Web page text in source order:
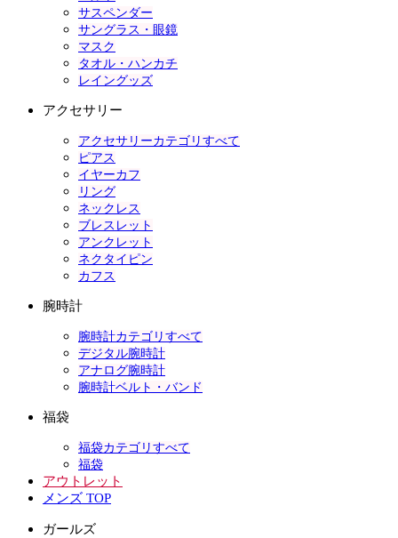
サスペンダー
サングラス・眼鏡
マスク
タオル・ハンカチ
レイングッズ
アクセサリー
アクセサリーカテゴリすべて
ピアス
イヤーカフ
リング
ネックレス
ブレスレット
アンクレット
ネクタイピン
カフス
腕時計
腕時計カテゴリすべて
デジタル腕時計
アナログ腕時計
腕時計ベルト・バンド
福袋
福袋カテゴリすべて
福袋
アウトレット
メンズ TOP
ガールズ